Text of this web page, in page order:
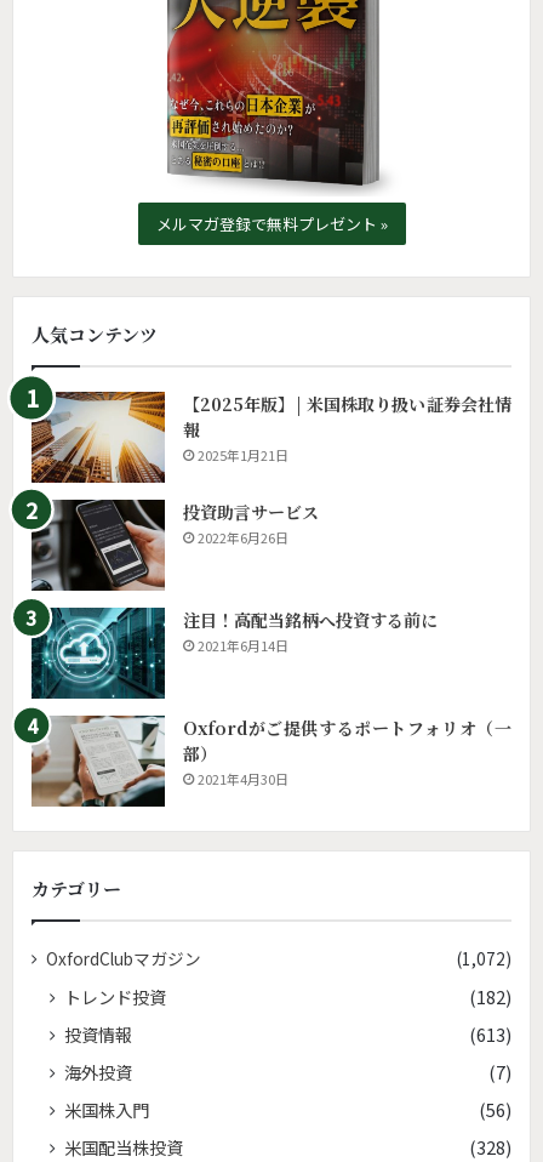
メルマガ登録で無料プレゼント »
人気コンテンツ
【2025年版】| 米国株取り扱い証券会社情
報
2025年1月21日
投資助言サービス
2022年6月26日
注目！高配当銘柄へ投資する前に
2021年6月14日
Oxfordがご提供するポートフォリオ（一
部）
2021年4月30日
カテゴリー
OxfordClubマガジン (1,072)
トレンド投資
(182)
投資情報
(613)
海外投資
(7)
米国株入門
(56)
米国配当株投資
(328)